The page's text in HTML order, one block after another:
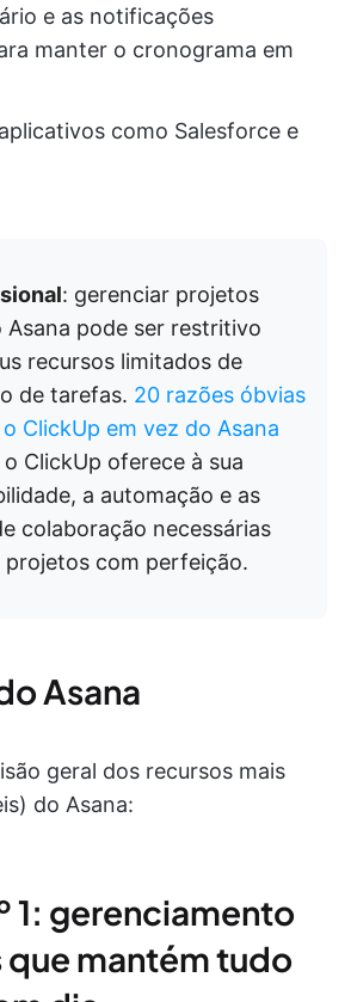
e as notificações
manter o cronograma em
como Salesforce e
: gerenciar projetos
Asana pode ser restritivo
recursos limitados de
de tarefas. 20 razões óbvias
ClickUp em vez do Asana
ClickUp oferece à sua
a automação e as
colaboração necessárias
projetos com perfeição.
Asana
geral dos recursos mais
do Asana:
1: gerenciamento
mantém tudo